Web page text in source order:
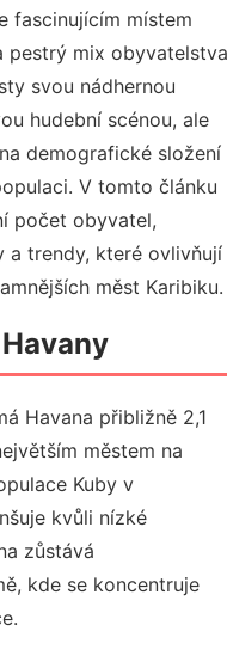
fascinujícím místem
pestrý mix
svou nádhernou
hudební scénou, ale
demografické složení
V tomto článku
počet obyvatel,
a trendy, které ovlivňují
měst Karibiku.
Havana přibližně 2,1
městem na
Kuby v
kvůli nízké
zůstává
kde se koncentruje